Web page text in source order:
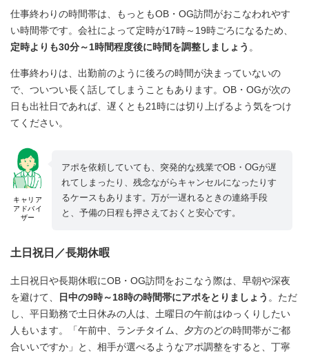
仕事終わりの時間帯は、もっともOB・OG訪問がおこなわれやす
い時間帯です。会社によって定時が17時～19時ごろになるため、
定時よりも30分～1時間程度後に時間を調整しましょう 。
仕事終わりは、出勤前のように後ろの時間が決まっていないの
で、ついつい長く話してしまうこともあります。OB・OGが次の
日も出社日であれば、遅くとも21時には切り上げるよう気をつけ
てください。
キャリア
アドバイ
ザー
アポを依頼していても、突発的な残業でOB・OGが遅
れてしまったり、残念ながらキャンセルになったりす
るケースもあります。万が一遅れるときの連絡手段
と、予備の日程も押さえておくと安心です。
土日祝日／長期休暇
土日祝日や長期休暇にOB・OG訪問をおこなう際は、早朝や深夜
を避けて、
日中の9時～18時の時間帯にアポをとりましょう 。ただ
し、平日勤務で土日休みの人は、土曜日の午前はゆっくりしたい
人もいます。「午前中、ランチタイム、夕方のどの時間帯がご都
合いいですか」と、相手が選べるようなアポ調整をすると、丁寧